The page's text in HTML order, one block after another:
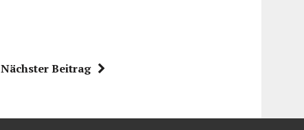
Nächster Beitrag